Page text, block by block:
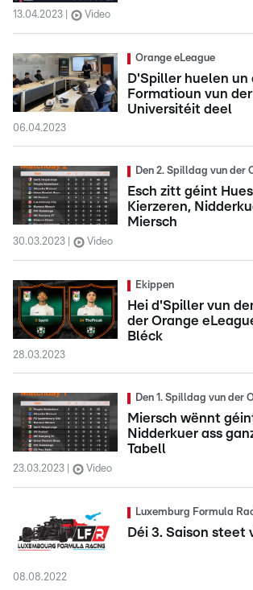
13.04.2023 Video
Orange eLeague
D'Spiller huelen un
Formatioun vun der
Universitéit deel
06.04.2023
Den 2. Spilldag vun der
Esch zitt géint
Kierzeren,
Miersch
30.03.2023 Video
Ekippen
Hei d'Spiller vun
der Orange
Bléck
28.03.2023
Den 1. Spilldag vun der
Miersch wënnt
Nidderkuer ass
Tabell
23.03.2023 Video
Luxemburg Formula
Déi 3. Saison steet
08.08.2022